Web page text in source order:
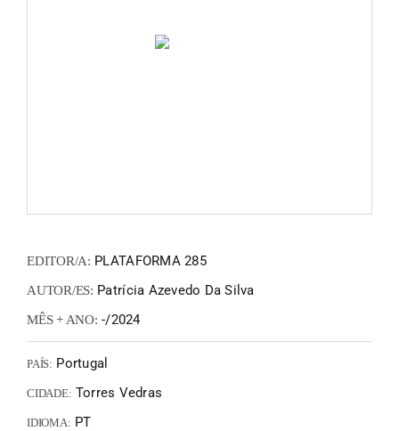
EDITOR/A: PLATAFORMA 285
AUTOR/ES: Patrícia Azevedo Da Silva
MÊS + ANO: -/2024
PAÍS: Portugal
CIDADE: Torres Vedras
IDIOMA: PT